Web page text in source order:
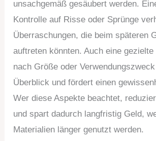
unsachgemäß gesäubert werden.
Kontrolle auf Risse oder Sprünge
Überraschungen, die beim späteren
auftreten könnten. Auch eine
nach Größe oder
Überblick und fördert einen
Wer diese Aspekte beachtet,
und spart dadurch langfristig Geld,
Materialien länger genutzt werden.